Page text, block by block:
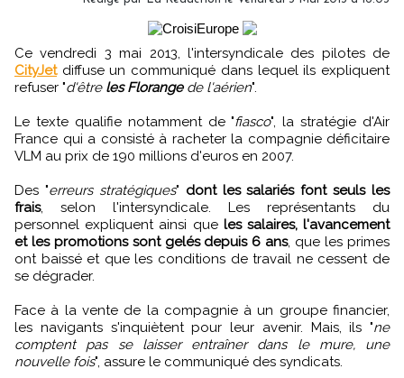
Ce vendredi 3 mai 2013, l'intersyndicale des pilotes de
CityJetdiffuse un communiqué dans lequel ils expliquent
refuser "d'être les Florangede l'aérien".
Le texte qualifie notamment de "fiasco", la stratégie d'Air
France qui a consisté à racheter la compagnie déficitaire
VLM au prix de 190 millions d'euros en 2007.
Des "erreurs stratégiques" dont les salariés font seuls les
frais, selon l'intersyndicale. Les représentants du
personnel expliquent ainsi que les salaires, l'avancement
et les promotions sont gelés depuis 6 ans, que les primes
ont baissé et que les conditions de travail ne cessent de
se dégrader.
Face à la vente de la compagnie à un groupe financier,
les navigants s'inquiètent pour leur avenir. Mais, ils "ne
comptent pas se laisser entraîner dans le mure, une
nouvelle fois", assure le communiqué des syndicats.